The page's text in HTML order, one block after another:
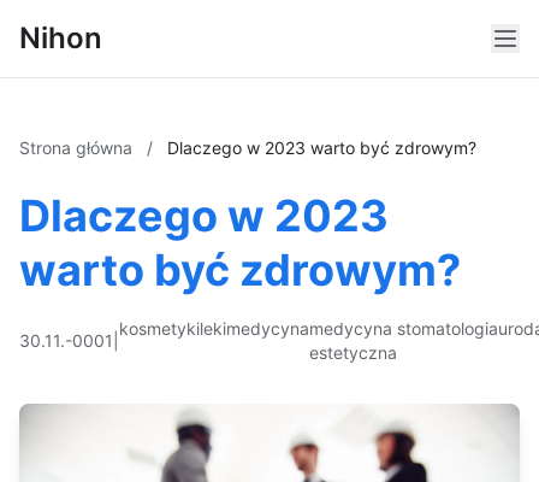
Nihon
Strona główna / Dlaczego w 2023 warto być zdrowym?
Dlaczego w 2023
warto być zdrowym?
30.11.-0001
kosmetykilekimedycynamedycyna
estetyczna
stomatologia